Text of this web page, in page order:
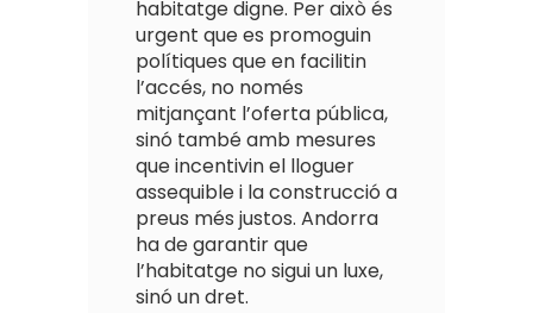
habitatge digne. Per això és
urgent que es promoguin
polítiques que en facilitin
l’accés, no només
mitjançant l’oferta pública,
sinó també amb mesures
que incentivin el lloguer
assequible i la construcció a
preus més justos. Andorra
ha de garantir que
l’habitatge no sigui un luxe,
sinó un dret.